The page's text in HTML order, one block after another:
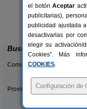
El Pajar
Buscar
Comunidades:
Provincias/Islas:
el botónAceptar
publicitarias),
publicidad ajustada
desactivarlas por
elegir su activación/
Cookies”. Más
COOKIES.